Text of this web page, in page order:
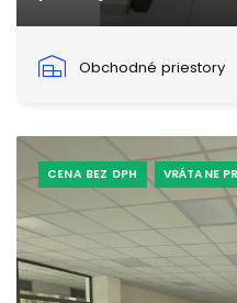
Obchodné priestory
CENA BEZ DPH VRÁTANE